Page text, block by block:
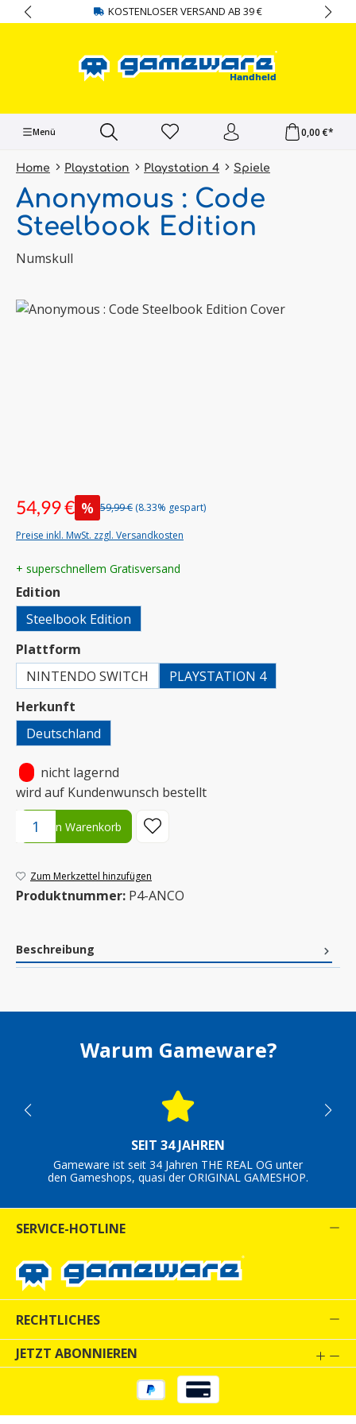
springen KOSTENLOSER VERSAND AB 39 €
Menü 0,00 €*
Home Playstation Playstation 4 Spiele
Anonymous : Code
Steelbook Edition
Numskull
Bildergalerie überspringen
54,99 € % 59,99 € (8.33% gespart)
Preise inkl. MwSt. zzgl. Versandkosten
+ superschnellem Gratisversand
Edition
Steelbook Edition
Plattform
NINTENDO SWITCH
PLAYSTATION 4
Herkunft
Deutschland
nicht lagernd
wird auf Kundenwunsch bestellt
Produkt Anzahl: Gib den gewünschten Wert ein oder benutze
In den Warenkorb
Zum Merkzettel hinzufügen
Produktnummer: P4-ANCO
Beschreibung
Warum Gameware?
SEIT 34 JAHREN
Gameware ist seit 34 Jahren THE REAL OG unter
den Gameshops, quasi der ORIGINAL GAMESHOP.
SERVICE-HOTLINE
RECHTLICHES
JETZT ABONNIEREN